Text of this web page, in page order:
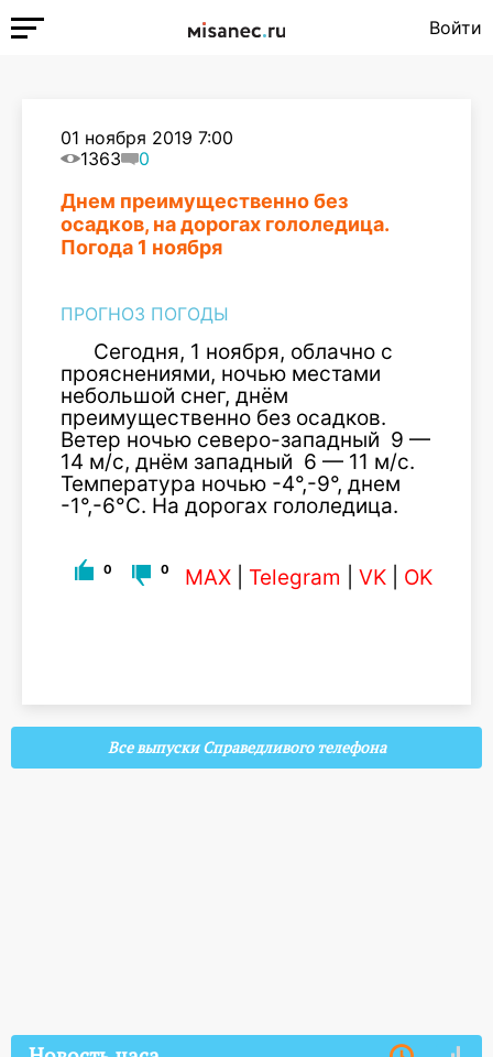
Войти
01 ноября 2019 7:00
1363
0
Днем преимущественно без
осадков, на дорогах гололедица.
Погода 1 ноября
ПРОГНОЗ ПОГОДЫ
Сегодня, 1 ноября, облачно с
прояснениями, ночью местами
небольшой снег, днём
преимущественно без осадков.
Ветер ночью северо-западный 9 —
14 м/с, днём западный 6 — 11 м/с.
Температура ночью -4°,-9°, днем
-1°,-6°С. На дорогах гололедица.
0 0 MAX Telegram VK OK
Все выпуски Справедливого телефона